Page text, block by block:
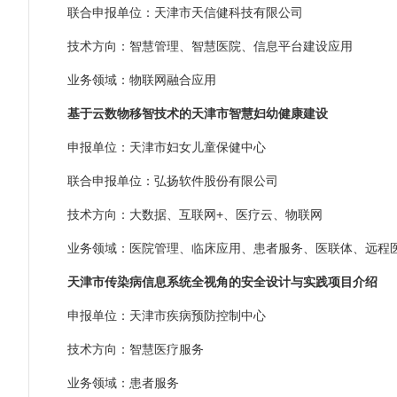
联合申报单位：天津市天信健科技有限公司
技术方向：智慧管理、智慧医院、信息平台建设应用
业务领域：物联网融合应用
基于云数物移智技术的天津市智慧妇幼健康建设
申报单位：天津市妇女儿童保健中心
联合申报单位：弘扬软件股份有限公司
技术方向：大数据、互联网+、医疗云、物联网
业务领域：医院管理、临床应用、患者服务、医联体、远程
天津市传染病信息系统全视角的安全设计与实践项目介绍
申报单位：天津市疾病预防控制中心
技术方向：智慧医疗服务
业务领域：患者服务